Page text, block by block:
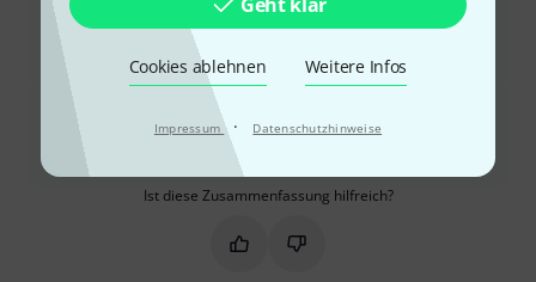
Cookies ablehnen Weitere Infos
Impressum · Datenschutzhinweise
Diese Monitore sind recht groß und leistungsstark, weshalb für
eine optimale Leistung ein ausreichend großer Raum und ein
angemessener Hörabstand erforderlich sind.
Vereinzelt wird auch über Probleme mit der
Verarbeitungsqualität oder bestimmten Komponenten wie dem
Lautstärkeregler gesprochen, dies ist jedoch keine weit
Ist diese Zusammenfassung hilfreich?
Markieren Sie diese
Markieren Sie diese